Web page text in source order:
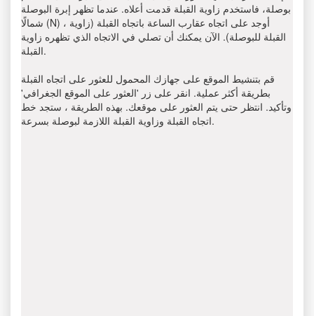
بوصلة، فاستخدم زاوية القبلة قدمت أعلاه. عندما تظهر إبرة البوصلة
شمالًا (N) ، أوجد على اتجاه عقارب الساعة باتجاه القبلة (زاوية
القبلة للبوصلة). الآن يمكنك أن تصلي في الاتجاه الذي تظهره زاوية
القبلة.
قم بتنشيط الموقع على جهازك المحمول للعثور على اتجاه القبلة
بطريقة أكثر عملية. انقر على زر 'العثور على الموقع الجغرافي'
وتأكيد. انتظر حتى يتم العثور على موقعك. بهذه الطريقة ، ستجد خط
اتجاه القبلة وزاوية القبلة اللازمة لبوصلة بسرعة.